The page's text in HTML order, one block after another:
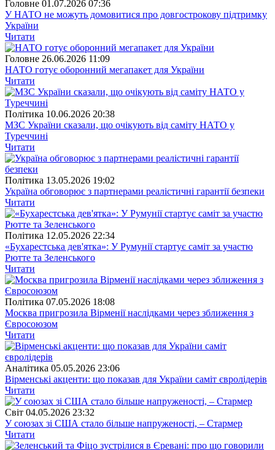
Головне 01.07.2026 07:36
У НАТО не можуть домовитися про довгострокову підтримку
України
Читати
Головне 26.06.2026 11:09
НАТО готує оборонний мегапакет для України
Читати
Полiтика 10.06.2026 20:38
МЗС України сказали, що очікують від саміту НАТО у
Туреччині
Читати
Полiтика 13.05.2026 19:02
Україна обговорює з партнерами реалістичні гарантії безпеки
Читати
Полiтика 12.05.2026 22:34
«Бухарестська дев'ятка»: У Румунії стартує саміт за участю
Рютте та Зеленського
Читати
Полiтика 07.05.2026 18:08
Москва пригрозила Вірменії наслідками через зближення з
Євросоюзом
Читати
Аналітика 05.05.2026 23:06
Вірменські акценти: що показав для України саміт євролідерів
Читати
Свiт 04.05.2026 23:32
У союзах зі США стало більше напруженості, – Стармер
Читати